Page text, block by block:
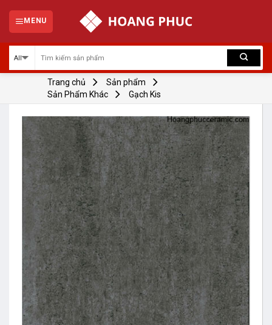
content
MENU
Trang chủ
Sản phẩm
Sản Phẩm Khác
Gạch Kis